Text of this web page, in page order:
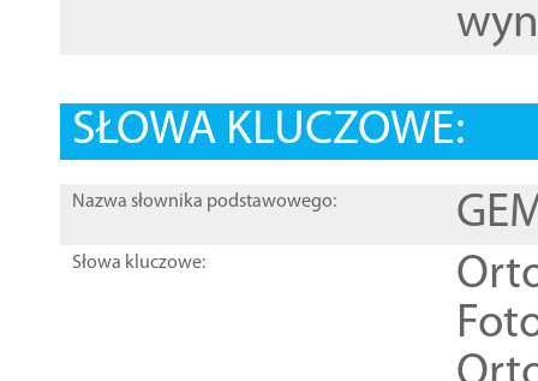
SŁOWA KLUCZOWE:
Nazwa słownika podstawowego:
Słowa kluczowe: